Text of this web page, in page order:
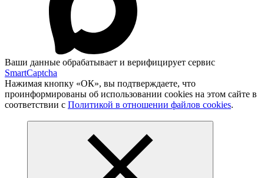
Ваши данные обрабатывает и верифицирует сервис
SmartCaptcha
Нажимая кнопку «ОК», вы подтверждаете, что
проинформированы об использовании cookies на этом сайте в
соответствии с Политикой в отношении файлов cookies.